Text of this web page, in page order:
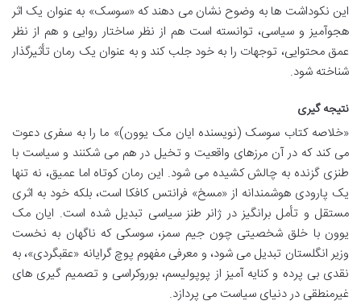
این نکوداشت ها به وضوح نشان می دهند که «سوسک» به عنوان یک اثر
هجوآمیز و سیاسی، توانسته است هم از نظر ساختار روایی و هم از نظر
عمق محتوایی، توجهات را به خود جلب کند و به عنوان یک رمان تأثیرگذار
شناخته شود.
نتیجه گیری
«خلاصه کتاب سوسک (نویسنده ایان مک یوون)» ما را به سفری دعوت
می کند که در آن مرزهای واقعیت و تخیل در هم می شکنند و سیاست با
طنزی گزنده به چالش کشیده می شود. این رمان کوتاه اما عمیق، نه تنها
یک پارودی هوشمندانه از «مسخ» فرانتس کافکا است، بلکه خود به اثری
مستقل و تأمل برانگیز در ژانر طنز سیاسی تبدیل شده است. ایان مک
یوون با خلق شخصیتی چون جیم سمز، سوسکی که ناگهان به نخست
وزیر انگلستان تبدیل می شود، و معرفی مفهوم پوچ گرایانه «عقبگردی»، به
نقدی بی پرده و کنایه آمیز از پوپولیسم، بوروکراسی و تصمیم گیری های
غیرمنطقی در دنیای سیاست می پردازد.